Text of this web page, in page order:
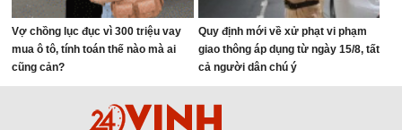
Vợ chồng lục đục vì 300 triệu vay
mua ô tô, tính toán thế nào mà ai
cũng cản?
Quy định mới về xử phạt vi phạm
giao thông áp dụng từ ngày 15/8, tất
cả người dân chú ý